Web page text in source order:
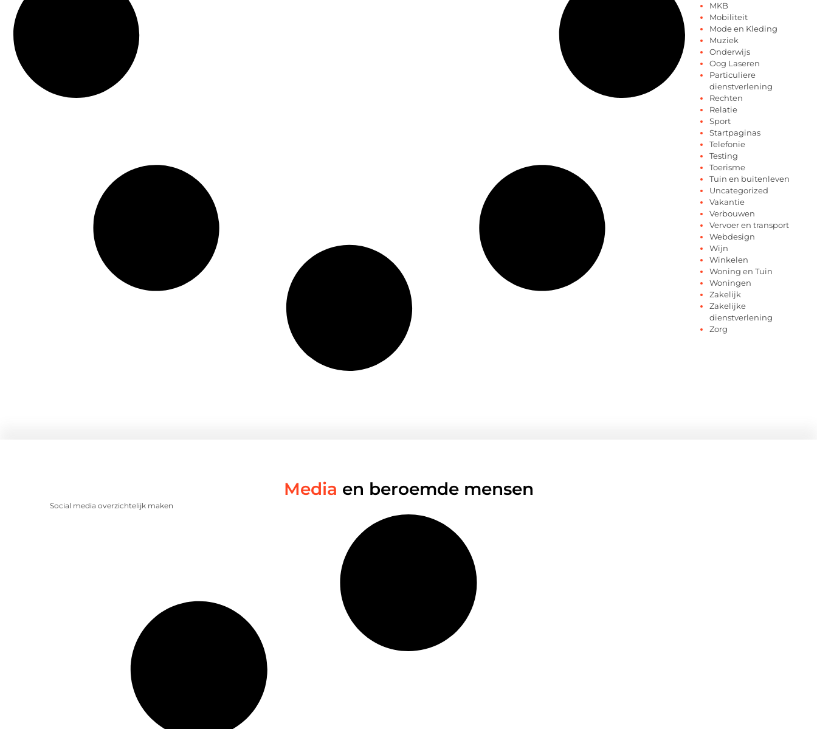
MKB
Mobiliteit
Mode en Kleding
Muziek
Onderwijs
Oog Laseren
Particuliere
dienstverlening
Rechten
Relatie
Sport
Startpaginas
Telefonie
Testing
Toerisme
Tuin en buitenleven
Uncategorized
Vakantie
Verbouwen
Vervoer en transport
Webdesign
Wijn
Winkelen
Woning en Tuin
Woningen
Zakelijk
Zakelijke
dienstverlening
Zorg
Media en beroemde mensen
Social media overzichtelijk maken